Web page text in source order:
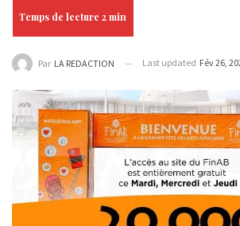
Par LA REDACTION Last updated Fév 26,